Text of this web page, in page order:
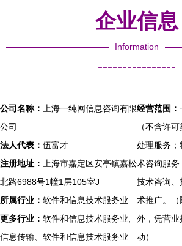
企业信息
Information
----------------
公司名称：
上海一纯网信息咨询有限
公司
法人代表： 伍富才
注册地址：
上海市嘉定区安亭镇嘉松
北路6988号1幢1层105室J
所属行业： 软件和信息技术服务业
更多行业： 软件和信息技术服务业,
信息传输、软件和信息技术服务业
经营范围：
（不含许
处理服务；
术咨询服务
技术咨询、
术推广。（
外，凭营业
动）